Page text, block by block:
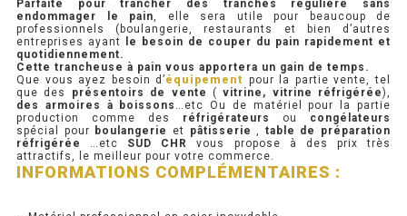
MEUBLE À PIZZA
PRÉSENTOIR À INGRÉDIENTS
PROFONDEUR 300 VITRÉE
PROFONDEUR 400 VITRÉE
PROFONDEUR 300 INOX
Parfaite pour trancher des tranches régulière sans
endommager le pain, elle sera utile pour beaucoup de
professionnels (boulangerie, restaurants et bien d’autres
entreprises ayant
le besoin de couper du pain rapidement et
quotidiennement.
Cette trancheuse à pain vous apportera un gain de temps.
Que vous ayez besoin d’équipement pour la partie vente, tel
que des présentoirs de vente (vitrine, vitrine réfrigérée),
des armoires à boissons …etc Ou de matériel pour la partie
production comme des réfrigérateurs ou congélateurs
spécial pour boulangerie et pâtisserie , table de préparation
réfrigérée
…etc SUD CHR
vous propose à des prix très
attractifs, le meilleur pour votre commerce.
INFORMATIONS COMPLÉMENTAIRES :